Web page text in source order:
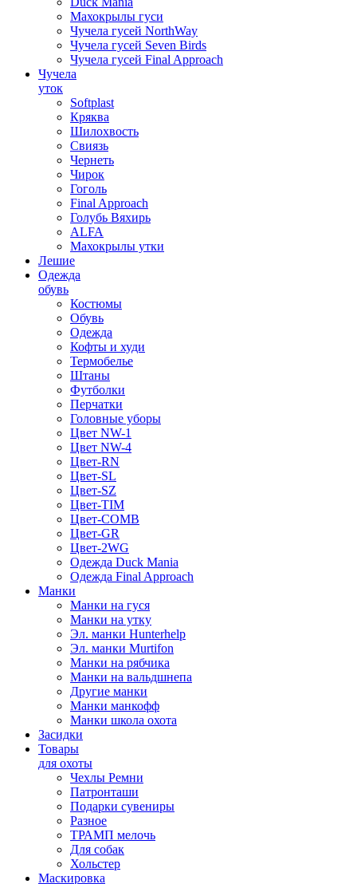
Махокрылы гуси
Чучела гусей NorthWay
Чучела гусей Seven Birds
Чучела гусей Final Approach
Чучела
уток
Softplast
Кряква
Шилохвость
Свиязь
Чернеть
Чирок
Гоголь
Final Approach
Голубь Вяхирь
ALFA
Махокрылы утки
Лешие
Одежда
обувь
Костюмы
Обувь
Одежда
Кофты и худи
Термобелье
Штаны
Футболки
Перчатки
Головные уборы
Цвет NW-1
Цвет NW-4
Цвет-RN
Цвет-SL
Цвет-SZ
Цвет-TIM
Цвет-COMB
Цвет-GR
Цвет-2WG
Одежда Duck Mania
Одежда Final Approach
Манки
Манки на гуся
Манки на утку
Эл. манки Hunterhelp
Эл. манки Murtifon
Манки на рябчика
Манки на вальдшнепа
Другие манки
Манки манкофф
Манки школа охота
Засидки
Товары
для охоты
Чехлы Ремни
Патронташи
Подарки сувениры
Разное
ТРАМП мелочь
Для собак
Хольстер
Маскировка